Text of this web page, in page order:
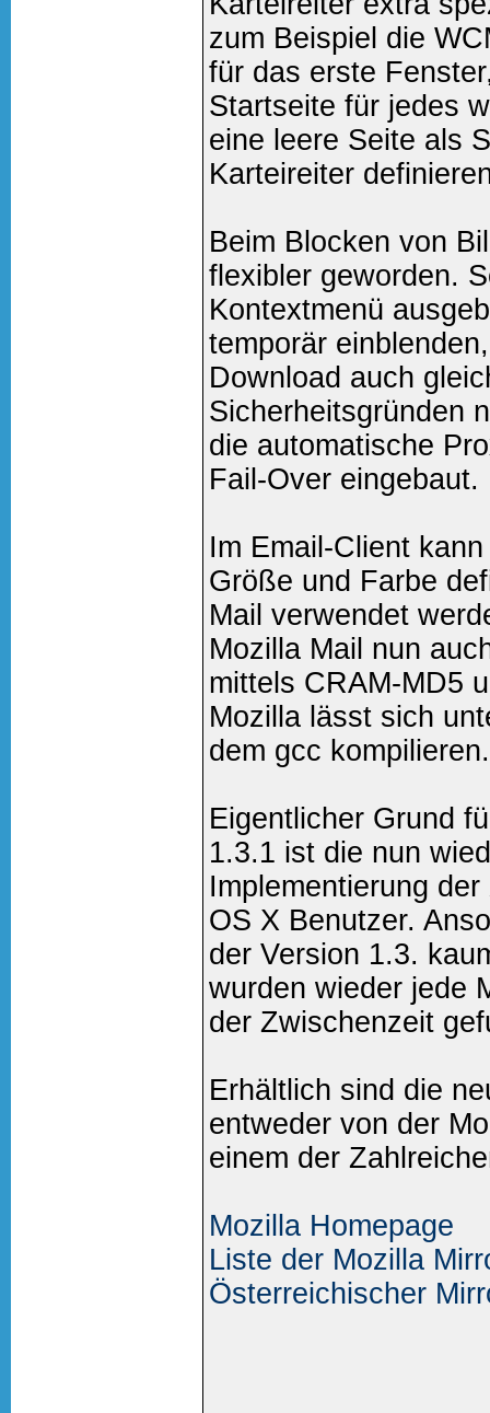
zum Beispiel die
für das erste
Startseite für jedes
eine leere Seite als
Karteireiter
Beim Blocken von
flexibler geworden.
Kontextmenü
temporär
Download auch
Sicherheitsgründen
die automatische
Fail-Over eingebaut.
Im Email-Client
Größe und Farbe
Mail verwendet
Mozilla Mail nun
mittels CRAM-MD5
Mozilla lässt sich
dem gcc kompilieren.
Eigentlicher Grund
1.3.1 ist die nun
Implementierung
OS X Benutzer.
der Version 1.3.
wurden wieder jede
der Zwischenzeit
Erhältlich sind die
entweder von der
einem der
Mozilla Homepage
Liste der Mozilla
Österreichischer